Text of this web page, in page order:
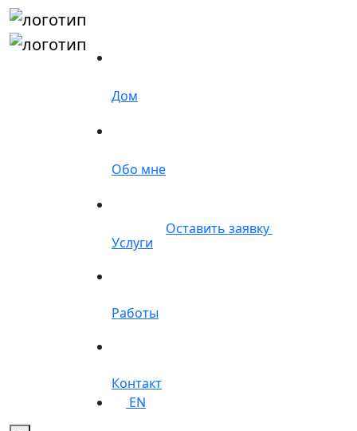
Дом
Обо мне
Услуги
Работы
Контакт
EN
Оставить заявку